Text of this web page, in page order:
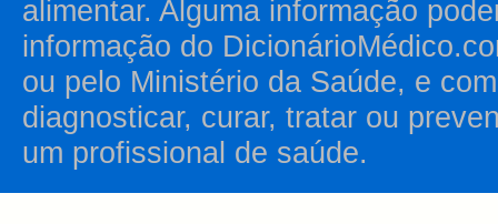
alimentar. Alguma informação
informação do
ou pelo Ministério da Saúde, e
diagnosticar, curar, tratar ou
um profissional de saúde.